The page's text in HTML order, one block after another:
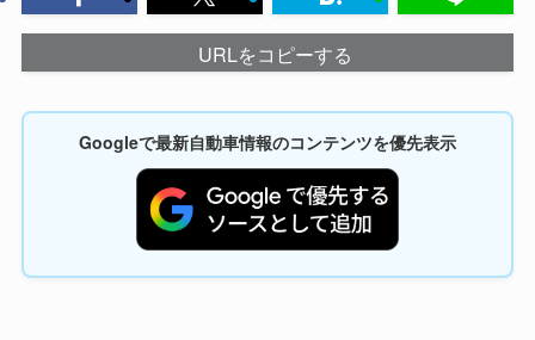
URLをコピーする
Googleで最新自動車情報のコンテンツを優先表示